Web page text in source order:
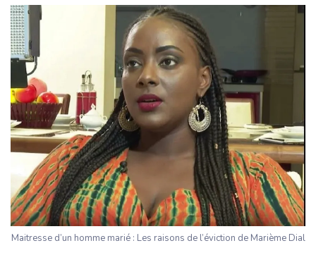
Maitresse d’un homme marié : Les raisons de l’éviction de Marième Dial